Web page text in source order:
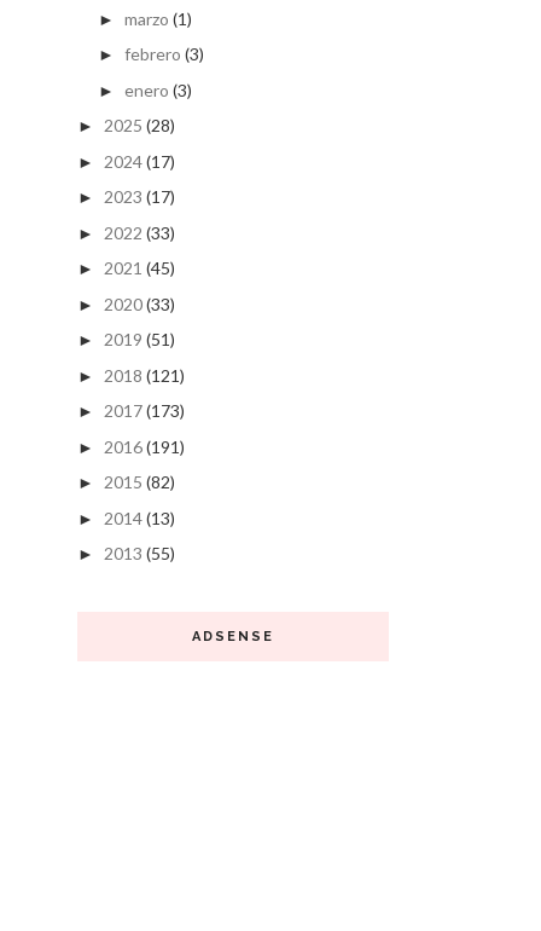
► marzo (1)
► febrero (3)
► enero (3)
► 2025 (28)
► 2024(17)
► 2023 (17)
► 2022 (33)
► 2021 (45)
► 2020(33)
► 2019 (51)
► 2018 (121)
► 2017(173)
► 2016(191)
► 2015 (82)
► 2014(13)
► 2013 (55)
ADSENSE